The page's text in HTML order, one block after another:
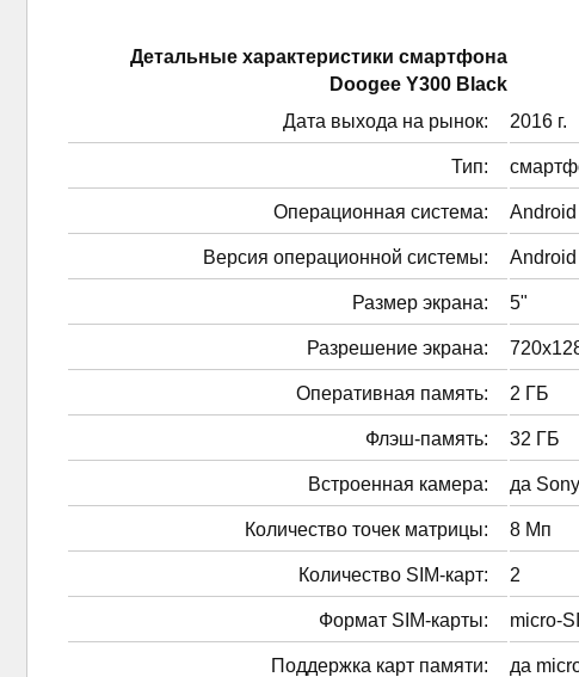
Детальные характеристики смартфонa
Doogee Y300 Black
Дата выхода на рынок:
2016 г.
Тип:
Операционная система: Android
Версия операционной системы:
Размер экрана: 5"
Разрешение экрана:
Оперативная память: 2 ГБ
Флэш-память: 32 ГБ
Встроенная камера: да
Количество точек матрицы: 8 Мп
Количество SIM-карт: 2
Формат SIM-карты: micro-
Поддержка карт памяти: да